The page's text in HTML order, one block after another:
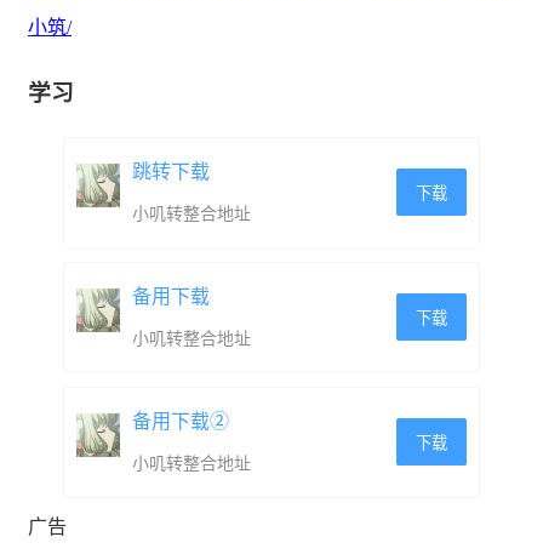
小筑/
学习
跳转下载
小叽转整合地址
下载
备用下载
小叽转整合地址
下载
备用下载②
小叽转整合地址
下载
广告